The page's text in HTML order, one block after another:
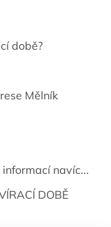
době?
Mělník
navíc...
DOBĚ